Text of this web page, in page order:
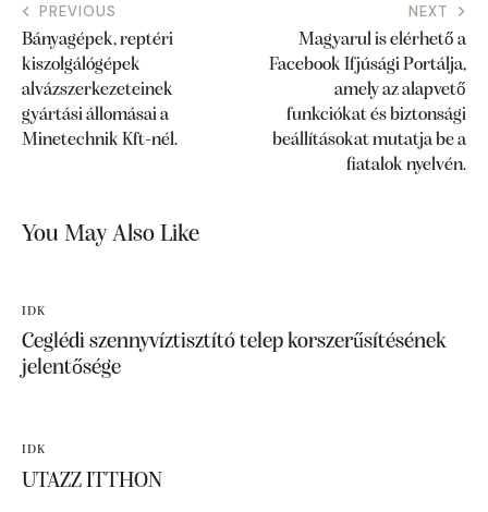
PREVIOUS
Bányagépek, reptéri
kiszolgálógépek
alvázszerkezeteinek
gyártási állomásai a
Minetechnik Kft-nél.
NEXT
Magyarul is elérhető a
Facebook Ifjúsági Portálja,
amely az alapvető
funkciókat és biztonsági
beállításokat mutatja be a
fiatalok nyelvén.
You May Also Like
IDK
Ceglédi szennyvíztisztító telep korszerűsítésének
jelentősége
IDK
UTAZZ ITTHON